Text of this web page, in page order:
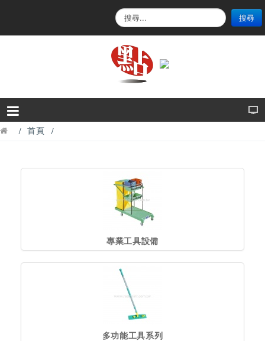
搜
尋
.
.
.
搜尋
首頁
專業工具設備
多功能工具系列